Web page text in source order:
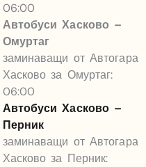
06:00
Автобуси Хасково –
Омуртаг
заминаващи от Автогара
Хасково за Омуртаг:
06:00
Автобуси Хасково –
Перник
заминаващи от Автогара
Хасково за Перник: